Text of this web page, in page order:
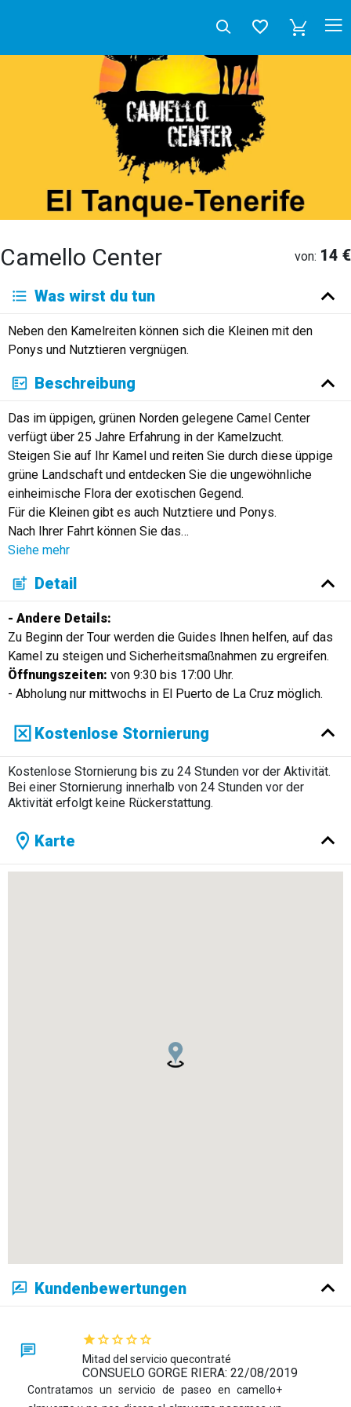
Camello Center von: 14 €
Deutsch English
Français
Italiano
Neerlandés
Русский
Was wirst du tun
Neben den Kamelreiten können sich die Kleinen mit den
Ponys und Nutztieren vergnügen.
Beschreibung
Das im üppigen, grünen Norden gelegene Camel Center
verfügt über 25 Jahre Erfahrung in der Kamelzucht.
Steigen Sie auf Ihr Kamel und reiten Sie durch diese üppige
grüne Landschaft und entdecken Sie die ungewöhnliche
einheimische Flora der exotischen Gegend.
Für die Kleinen gibt es auch Nutztiere und Ponys.
Nach Ihrer Fahrt können Sie das…
Siehe mehr
Detail
- Andere Details:
Zu Beginn der Tour werden die Guides Ihnen helfen, auf das
Kamel zu steigen und Sicherheitsmaßnahmen zu ergreifen.
Öffnungszeiten: von 9:30 bis 17:00 Uhr.
- Abholung nur mittwochs in El Puerto de La Cruz möglich.
Kostenlose Stornierung
Kostenlose Stornierung bis zu 24 Stunden vor der Aktivität.
Bei einer Stornierung innerhalb von 24 Stunden vor der
Aktivität erfolgt keine Rückerstattung.
Karte
Kundenbewertungen
Mitad del servicio quecontraté
CONSUELO GORGE RIERA: 22/08/2019
Contratamos un servicio de paseo en camello+